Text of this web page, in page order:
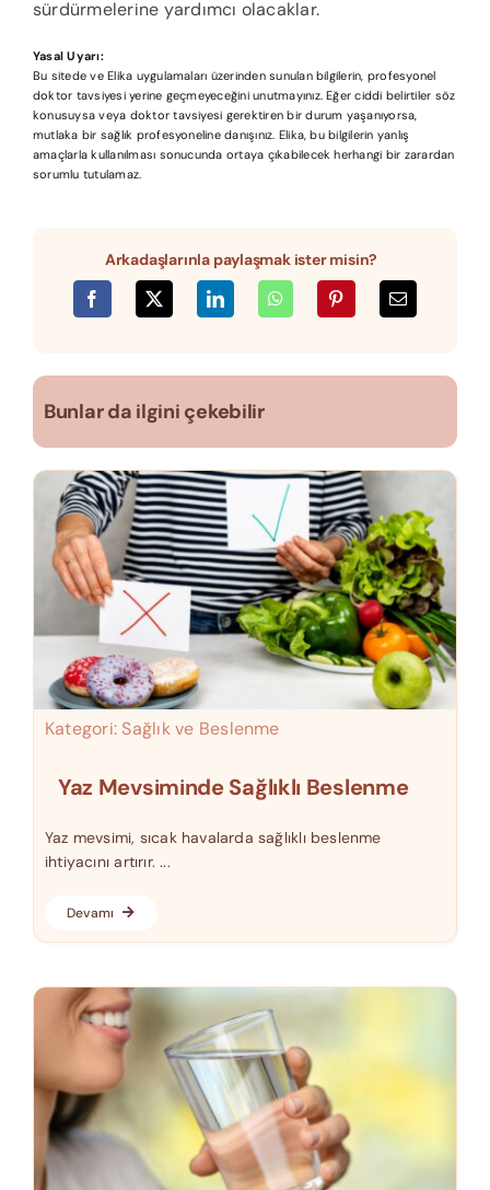
sürdürmelerine yardımcı olacaklar.
Yasal Uyarı:
Bu sitede ve Elika uygulamaları üzerinden sunulan bilgilerin, profesyonel
doktor tavsiyesi yerine geçmeyeceğini unutmayınız. Eğer ciddi belirtiler söz
konusuysa veya doktor tavsiyesi gerektiren bir durum yaşanıyorsa,
mutlaka bir sağlık profesyoneline danışınız. Elika, bu bilgilerin yanlış
amaçlarla kullanılması sonucunda ortaya çıkabilecek herhangi bir zarardan
sorumlu tutulamaz.
Arkadaşlarınla paylaşmak ister misin?
Bunlar da ilgini çekebilir
Kategori: Sağlık ve Beslenme
Yaz Mevsiminde Sağlıklı Beslenme
Yaz mevsimi, sıcak havalarda sağlıklı beslenme
ihtiyacını artırır. ...
Devamı